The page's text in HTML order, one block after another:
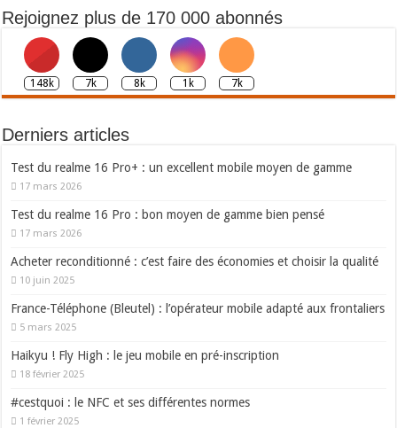
Rejoignez plus de 170 000 abonnés
148k 7k 8k 1k 7k
Derniers articles
Test du realme 16 Pro+ : un excellent mobile moyen de gamme
17 mars 2026
Test du realme 16 Pro : bon moyen de gamme bien pensé
17 mars 2026
Acheter reconditionné : c’est faire des économies et choisir la qualité
10 juin 2025
France-Téléphone (Bleutel) : l’opérateur mobile adapté aux frontaliers
5 mars 2025
Haikyu ! Fly High : le jeu mobile en pré-inscription
18 février 2025
#cestquoi : le NFC et ses différentes normes
1 février 2025